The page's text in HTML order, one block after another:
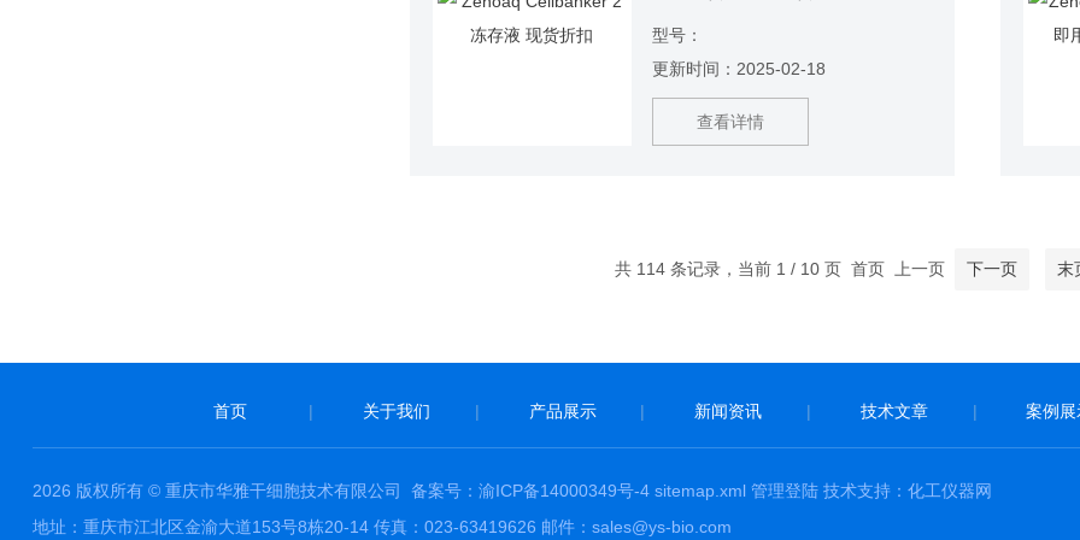
雅思创生物
型号：
更新时间：2025-02-18
查看详情
共 114 条记录，当前 1 / 10 页 首页 上一页 下一页 末
首页 | 关于我们 | 产品展示 | 新闻资讯 | 技术文章 | 案例展
2026 版权所有 © 重庆市华雅干细胞技术有限公司 备案号：渝ICP备14000349号-4 sitemap.xml 管理登陆 技术支持： 化工仪器网
地址：重庆市江北区金渝大道153号8栋20-14 传真：023-63419626 邮件：sales@ys-bio.com